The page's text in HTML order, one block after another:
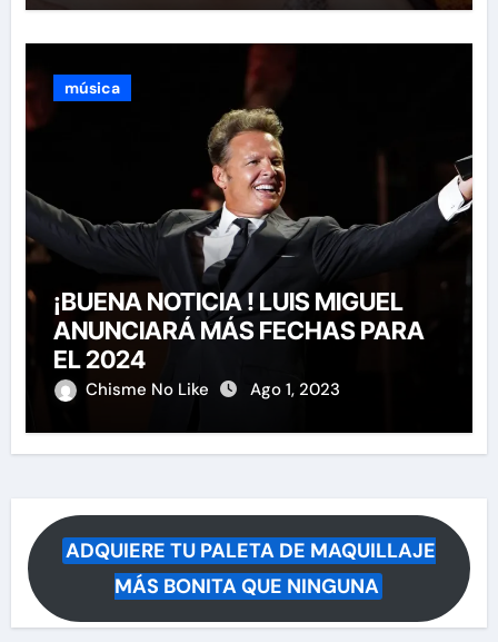
música
¡BUENA NOTICIA ! LUIS MIGUEL
ANUNCIARÁ MÁS FECHAS PARA
EL 2024
Chisme No Like Ago 1, 2023
ADQUIERE TU PALETA DE MAQUILLAJE
MÁS BONITA QUE NINGUNA